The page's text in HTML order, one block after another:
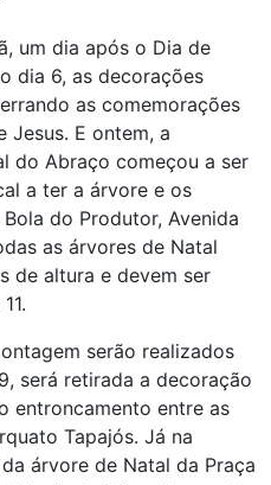
um dia após o Dia de
dia 6, as decorações
as comemorações
Jesus. E ontem, a
do Abraço começou a ser
a ter a árvore e os
do Produtor, Avenida
as árvores de Natal
de altura e devem ser
serão realizados
será retirada a decoração
entroncamento entre as
Tapajós. Já na
árvore de Natal da Praça